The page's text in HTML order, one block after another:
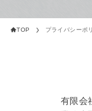
TOP プライバシーポ
有限会